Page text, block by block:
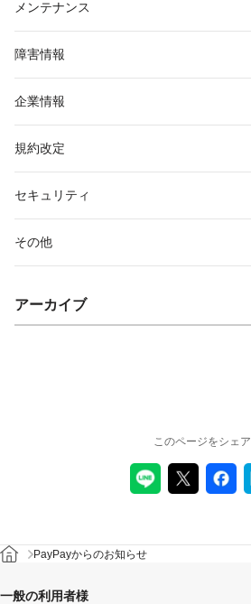
メンテナンス
障害情報
企業情報
規約改定
セキュリティ
その他
アーカイブ
このページをシェア
PayPayからのお知らせ
一般の利用者様